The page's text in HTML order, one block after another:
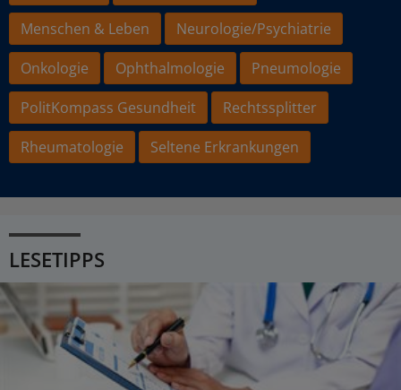
Menschen & Leben
Neurologie/Psychiatrie
Onkologie
Ophthalmologie
Pneumologie
PolitKompass Gesundheit
Rechtssplitter
Rheumatologie
Seltene Erkrankungen
LESETIPPS